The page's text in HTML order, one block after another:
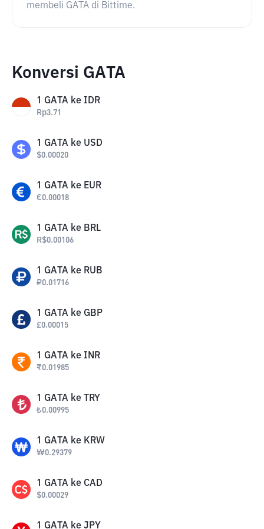
membeli GATA di Bittime.
Konversi GATA
1 GATA ke IDR
Rp3.71
1 GATA ke USD
$0.00020
1 GATA ke EUR
€0.00018
1 GATA ke BRL
R$0.00106
1 GATA ke RUB
₽0.01716
1 GATA ke GBP
£0.00015
1 GATA ke INR
₹0.01985
1 GATA ke TRY
₺0.00995
1 GATA ke KRW
₩0.29379
1 GATA ke CAD
$0.00029
1 GATA ke JPY